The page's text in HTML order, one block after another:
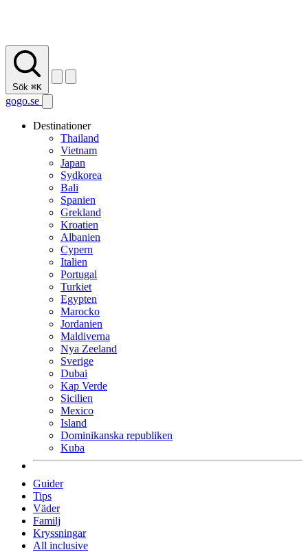
Sök ⌘K
gogo.se
Destinationer
Thailand
Vietnam
Japan
Sydkorea
Bali
Spanien
Grekland
Kroatien
Albanien
Cypern
Italien
Portugal
Turkiet
Egypten
Marocko
Jordanien
Maldiverna
Nya Zeeland
Sverige
Dubai
Kap Verde
Sicilien
Mexico
Island
Dominikanska republiken
Kuba
Guider
Tips
Väder
Familj
Kryssningar
All inclusive